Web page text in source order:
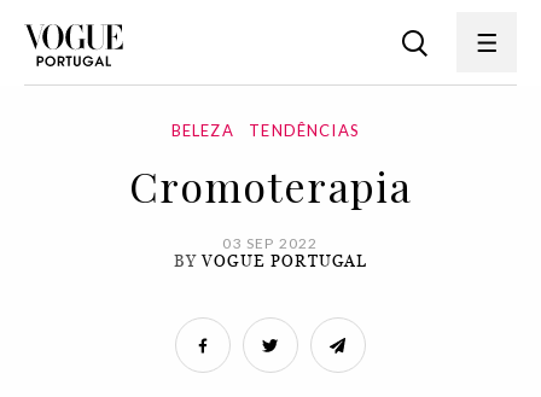
BELEZA TENDÊNCIAS
Cromoterapia
03 SEP 2022
BYVOGUE PORTUGAL